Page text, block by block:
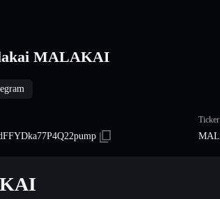
MALAKAI
Ticker